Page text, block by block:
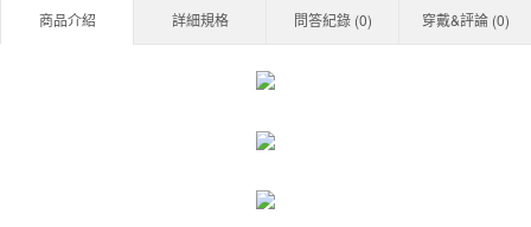
商品介紹 詳細規格 問答紀錄 (0) 穿戴&評論 (0)